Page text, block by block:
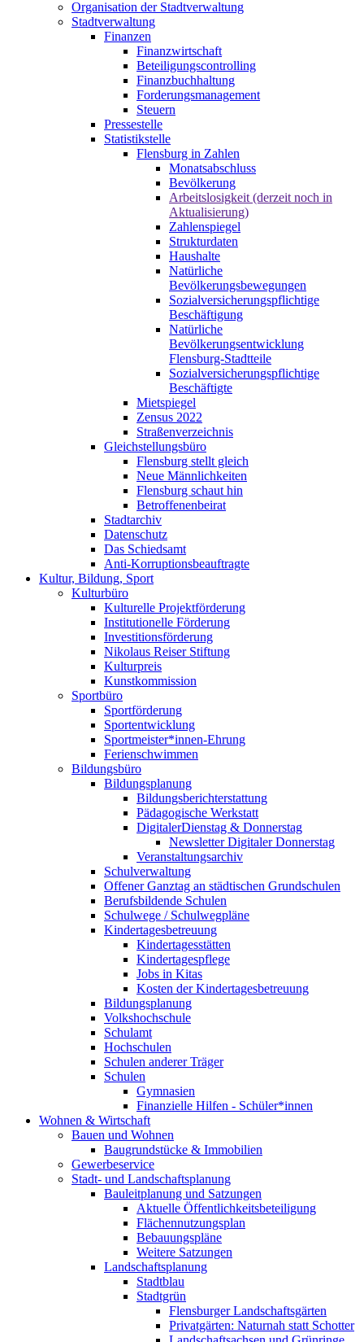
Organisation der Stadtverwaltung
Stadtverwaltung
Finanzen
Finanzwirtschaft
Beteiligungscontrolling
Finanzbuchhaltung
Forderungsmanagement
Steuern
Pressestelle
Statistikstelle
Flensburg in Zahlen
Monatsabschluss
Bevölkerung
Arbeitslosigkeit (derzeit noch in
Aktualisierung)
Zahlenspiegel
Strukturdaten
Haushalte
Natürliche
Bevölkerungsbewegungen
Sozialversicherungspflichtige
Beschäftigung
Natürliche
Bevölkerungsentwicklung
Flensburg-Stadtteile
Sozialversicherungspflichtige
Beschäftigte
Mietspiegel
Zensus 2022
Straßenverzeichnis
Gleichstellungsbüro
Flensburg stellt gleich
Neue Männlichkeiten
Flensburg schaut hin
Betroffenenbeirat
Stadtarchiv
Datenschutz
Das Schiedsamt
Anti-Korruptionsbeauftragte
Kultur, Bildung, Sport
Kulturbüro
Kulturelle Projektförderung
Institutionelle Förderung
Investitionsförderung
Nikolaus Reiser Stiftung
Kulturpreis
Kunstkommission
Sportbüro
Sportförderung
Sportentwicklung
Sportmeister*innen-Ehrung
Ferienschwimmen
Bildungsbüro
Bildungsplanung
Bildungsberichterstattung
Pädagogische Werkstatt
DigitalerDienstag & Donnerstag
Newsletter Digitaler Donnerstag
Veranstaltungsarchiv
Schulverwaltung
Offener Ganztag an städtischen Grundschulen
Berufsbildende Schulen
Schulwege / Schulwegpläne
Kindertagesbetreuung
Kindertagesstätten
Kindertagespflege
Jobs in Kitas
Kosten der Kindertagesbetreuung
Bildungsplanung
Volkshochschule
Schulamt
Hochschulen
Schulen anderer Träger
Schulen
Gymnasien
Finanzielle Hilfen - Schüler*innen
Wohnen & Wirtschaft
Bauen und Wohnen
Baugrundstücke & Immobilien
Gewerbeservice
Stadt- und Landschaftsplanung
Bauleitplanung und Satzungen
Aktuelle Öffentlichkeitsbeteiligung
Flächennutzungsplan
Bebauungspläne
Weitere Satzungen
Landschaftsplanung
Stadtblau
Stadtgrün
Flensburger Landschaftsgärten
Privatgärten: Naturnah statt Schotter